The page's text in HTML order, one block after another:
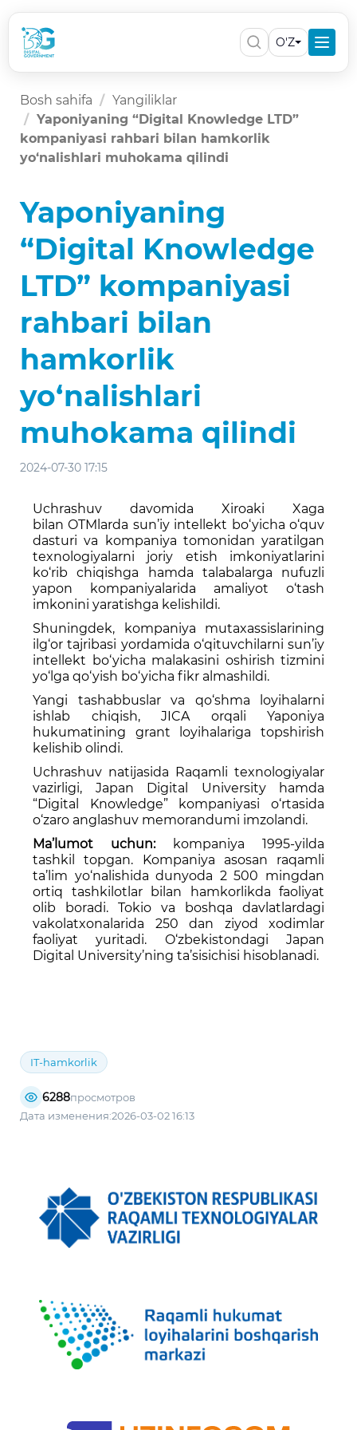
O'Z
Bosh sahifa
Yangiliklar
Yaponiyaning “Digital Knowledge LTD”
kompaniyasi rahbari bilan hamkorlik
yo‘nalishlari muhokama qilindi
Yaponiyaning
“Digital Knowledge
LTD” kompaniyasi
rahbari bilan
hamkorlik
yo‘nalishlari
muhokama qilindi
2024-07-30 17:15
Uchrashuv davomida Xiroaki Xaga
bilan OTMlarda sun’iy intellekt bo‘yicha o‘quv
dasturi va kompaniya tomonidan yaratilgan
texnologiyalarni joriy etish imkoniyatlarini
ko‘rib chiqishga hamda talabalarga nufuzli
yapon kompaniyalarida amaliyot o‘tash
imkonini yaratishga kelishildi.
Shuningdek, kompaniya mutaxassislarining
ilg‘or tajribasi yordamida o‘qituvchilarni sun’iy
intellekt bo‘yicha malakasini oshirish tizmini
yo‘lga qo‘yish bo‘yicha fikr almashildi.
Yangi tashabbuslar va qo‘shma loyihalarni
ishlab chiqish, JICA orqali Yaponiya
hukumatining grant loyihalariga topshirish
kelishib olindi.
Uchrashuv natijasida Raqamli texnologiyalar
vazirligi, Japan Digital University hamda
“Digital Knowledge” kompaniyasi o‘rtasida
o‘zaro anglashuv memorandumi imzolandi.
Ma’lumot uchun:
kompaniya 1995-yilda
tashkil topgan. Kompaniya asosan raqamli
ta’lim yo‘nalishida dunyoda 2 500 mingdan
ortiq tashkilotlar bilan hamkorlikda faoliyat
olib boradi. Tokio va boshqa davlatlardagi
vakolatxonalarida 250 dan ziyod xodimlar
faoliyat yuritadi. O‘zbekistondagi Japan
Digital University’ning ta’sisichisi hisoblanadi.
IT-hamkorlik
6288просмотров
Дата изменения:2026-03-02 16:13